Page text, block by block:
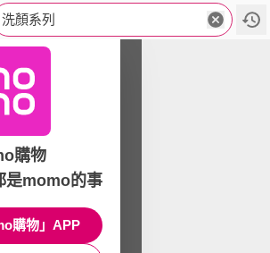
洗顏系列
購物
是momo的事
購物」APP